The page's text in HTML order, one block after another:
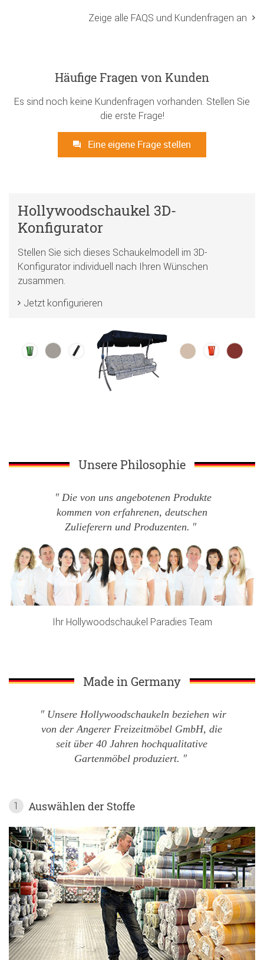
Zeige alle FAQS und Kundenfragen an
Häufige Fragen von Kunden
Es sind noch keine Kundenfragen vorhanden. Stellen Sie
die erste Frage!
Eine eigene Frage stellen
Hollywoodschaukel 3D-
Konfigurator
Stellen Sie sich dieses Schaukelmodell im 3D-
Konfigurator individuell nach Ihren Wünschen
zusammen.
Jetzt konfigurieren
Unsere Philosophie
Die von uns angebotenen Produkte
kommen von erfahrenen, deutschen
Zulieferern und Produzenten.
Ihr Hollywoodschaukel Paradies Team
Made in Germany
Unsere Hollywoodschaukeln beziehen wir
von der Angerer Freizeitmöbel GmbH, die
seit über 40 Jahren hochqualitative
Gartenmöbel produziert.
1 Auswählen der Stoffe